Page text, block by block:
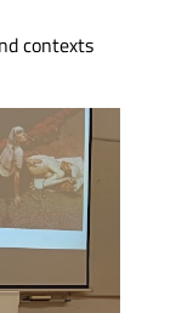
contexts